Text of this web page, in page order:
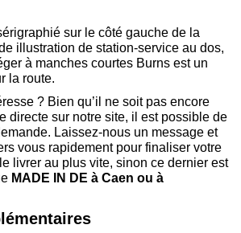
sur le côté gauche de la
illustration de station-service au dos,
à manches courtes Burns est un
la route.
? Bien qu’il ne soit pas encore
directe sur notre site, il est possible de
Laissez-nous un message et
vous rapidement pour finaliser votre
livrer au plus vite, sinon ce dernier est
MADE IN DE à Caen ou à